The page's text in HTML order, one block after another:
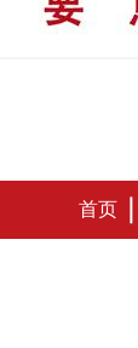
首页